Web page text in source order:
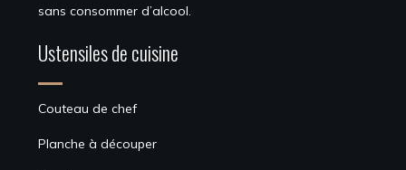
sans consommer d’alcool.
Ustensiles de cuisine
Couteau de chef
Planche à découper